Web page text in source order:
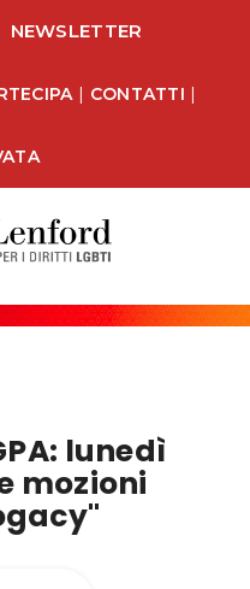
NEWSLETTER
| CONTATTI |
lunedì
mozioni